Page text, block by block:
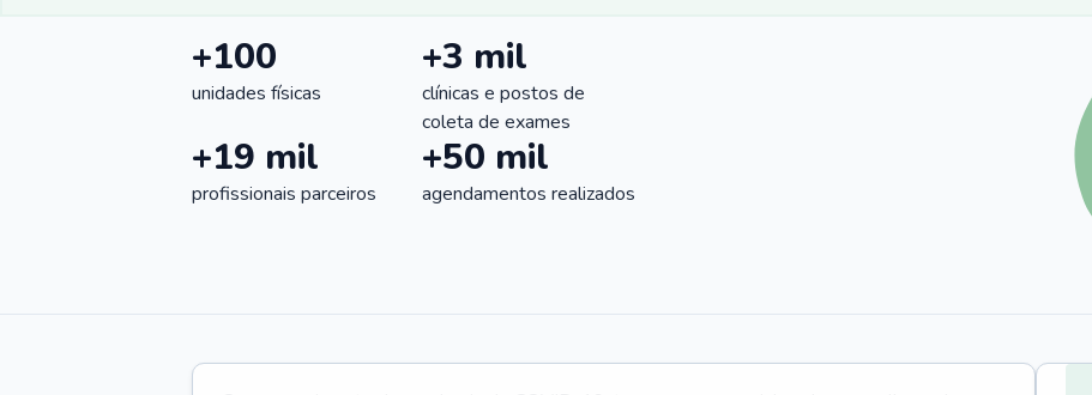
+100
unidades físicas
+3 mil
clínicas e postos de
coleta de exames
+19 mil
profissionais parceiros
+50 mil
agendamentos realizados